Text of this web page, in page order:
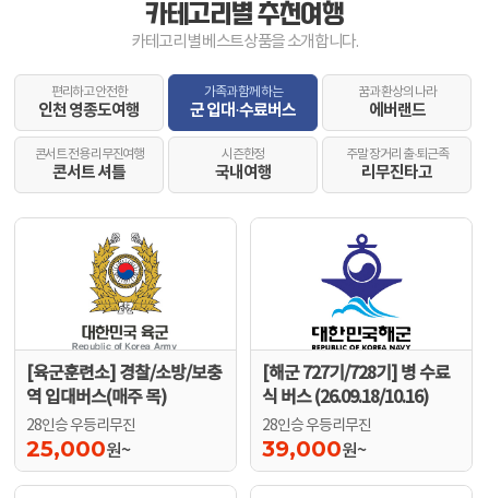
카테고리별 추천여행
카테고리별 베스트상품을 소개합니다.
편리하고 안전한
인천 영종도여행
가족과 함께 하는
군 입대·수료버스
꿈과 환상의 나라
에버랜드
콘서트 전용 리무진여행
콘서트 셔틀
시즌한정
국내여행
주말 장거리 출·퇴근족
리무진타고
[육군훈련소] 경찰/소방/보충
역 입대버스(매주 목)
28인승 우등리무진
25,000원~
[해군 727기/728기] 병 수료
식 버스 (26.09.18/10.16)
28인승 우등리무진
39,000원~